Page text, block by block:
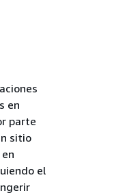
en
parte
sitio
el